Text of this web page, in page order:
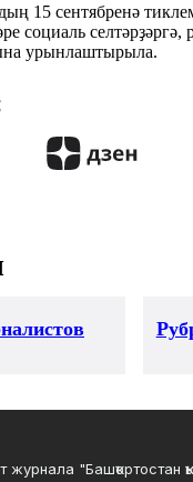
15 сентябренә
социаль селтәрҙәргә,
урынлаштырыла.
"Башҡортостан